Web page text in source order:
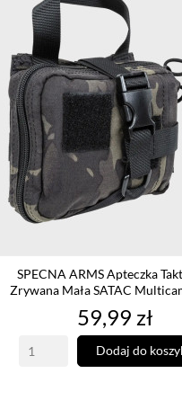
SPECNA ARMS Apteczka
Zrywana Mała SATAC
Cena
59,99 zł
Dodaj do